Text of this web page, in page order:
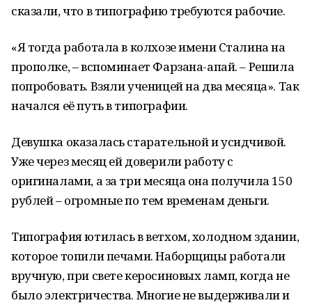
сказали, что в типографию требуются рабочие.
«Я тогда работала в колхозе имени Сталина на
прополке, – вспоминает Фарзана-апай. – Решила
попробовать. Взяли ученицей на два месяца». Так
начался её путь в типографии.
Девушка оказалась старательной и усидчивой.
Уже через месяц ей доверили работу с
оригиналами, а за три месяца она получила 150
рублей – огромные по тем временам деньги.
Типография ютилась в ветхом, холодном здании,
которое топили печами. Наборщицы работали
вручную, при свете керосиновых ламп, когда не
было электричества. Многие не выдерживали и